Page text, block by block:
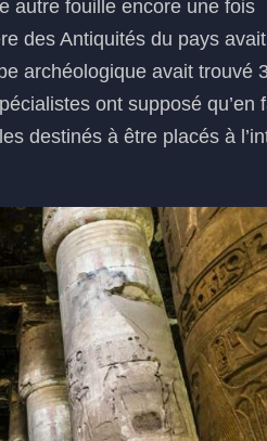
autre fouille encore une fois
des Antiquités du pays avait
archéologique avait trouvé
ont supposé qu’en
destinés à être placés à